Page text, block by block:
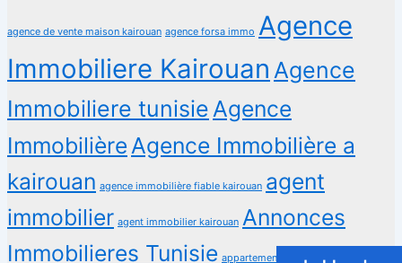
agence de vente maison kairouan agence forsa immo Agence
Immobiliere Kairouan Agence
Immobiliere tunisie Agence
Immobilière Agence Immobilière a
kairouan agence immobilière fiable kairouan agent
immobilier agent immobilier kairouan Annonces
Immobilieres Tunisie appartements a vendre kairouan